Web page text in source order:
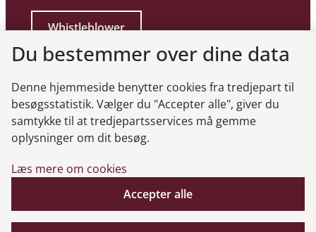
Whistleblower
Genveje
Gå til virksomhedsregisteret
Gå til selskabsmeddelelser
Du bestemmer over dine data
Denne hjemmeside benytter cookies fra tredjepart til
besøgsstatistik. Vælger du "Accepter alle", giver du
samtykke til at tredjepartsservices må gemme
oplysninger om dit besøg.
Læs mere om cookies
Accepter alle